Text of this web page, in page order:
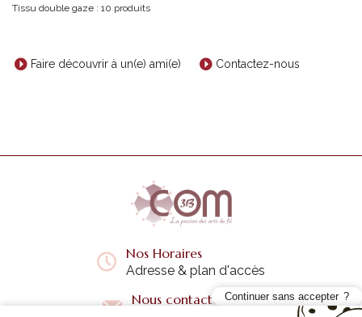
Tissu double gaze : 10 produits
Faire découvrir à un(e) ami(e) Contactez-nous
Nos Horaires
Adresse & plan d'accès
Nous contacter Continuer sans accepter